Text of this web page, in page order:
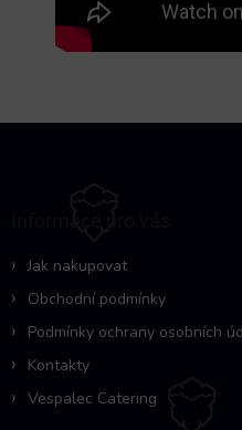
Jak nakupovat
Obchodní podmínky
Podmínky ochrany osobních
Kontakty
Vespalec Catering